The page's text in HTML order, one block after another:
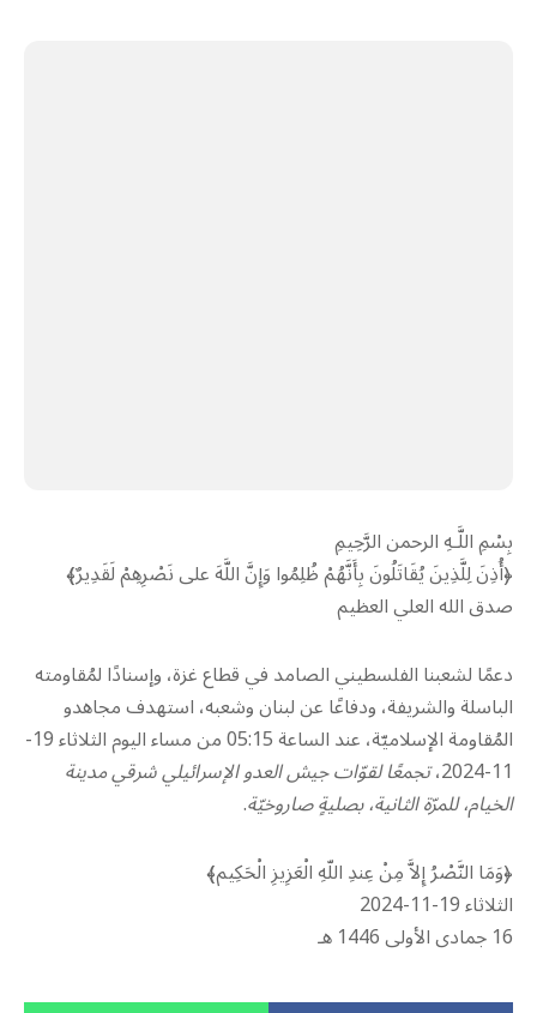
بِسْمِ اللَّـهِ الرحمن الرَّحِيمِ
﴿أُذِنَ لِلَّذِينَ يُقَاتَلُونَ بِأَنَّهُمْ ظُلِمُوا وَإِنَّ اللَّهَ على نَصْرِهِمْ لَقَدِيرٌ﴾
صدق الله العلي العظيم
دعمًا لشعبنا الفلسطيني الصامد في قطاع غزة، وإسنادًا لمُقاومته
الباسلة ‌‏‌‏‌والشريفة، ودفاعًا عن لبنان ‏وشعبه، استهدف مجاهدو
المُقاومة الإسلاميّة، عند الساعة 05:15 من مساء اليوم الثلاثاء 19-
11-2024، تجمعًا لقوّات جيش العدو الإسرائيلي شرقي مدينة
الخيام، للمرّة الثانية، بصليةٍ صاروخيّة.
﴿وَمَا النَّصْرُ إِلاَّ مِنْ عِندِ اللّهِ الْعَزِيزِ الْحَكِيم﴾‏
الثلاثاء 19-11-2024‏